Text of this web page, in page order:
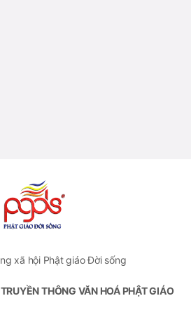
xã hội Phật giáo Đời sống
THÔNG VĂN HOÁ PHẬT GIÁO